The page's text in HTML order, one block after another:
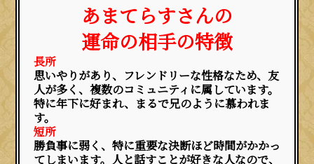
あまてらすさんの
運命の相手の特徴
長所
思いやりがあり、フレンドリーな性格なため、友
人が多く、複数のコミュニティに属しています。
特に年下に好まれ、まるで兄のように慕われま
す。
短所
勝負事に弱く、特に重要な決断ほど時間がかかっ
てしまいます。人と話すことが好きな人なので、